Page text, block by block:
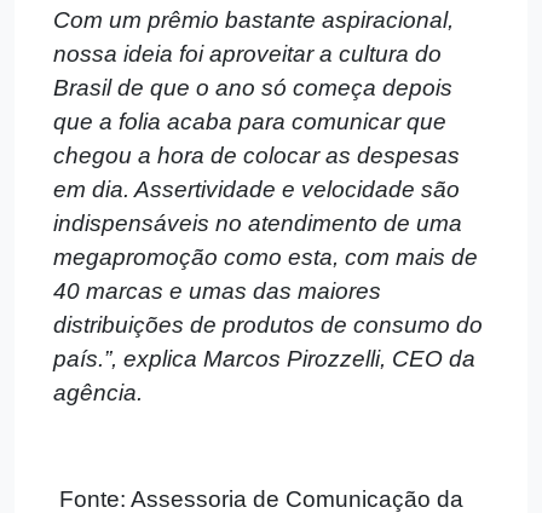
Com um prêmio bastante aspiracional,
nossa ideia foi aproveitar a cultura do
Brasil de que o ano só começa depois
que a folia acaba para comunicar que
chegou a hora de colocar as despesas
em dia. Assertividade e velocidade são
indispensáveis no atendimento de uma
megapromoção como esta, com mais de
40 marcas e umas das maiores
distribuições de produtos de consumo do
país.”, explica Marcos Pirozzelli, CEO da
agência.
Fonte: Assessoria de Comunicação da